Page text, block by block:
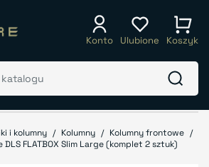
Konto Ulubione Koszyk
i kolumny Kolumny
Kolumny frontowe
DLS FLATBOX Slim Large (komplet 2 sztuk)